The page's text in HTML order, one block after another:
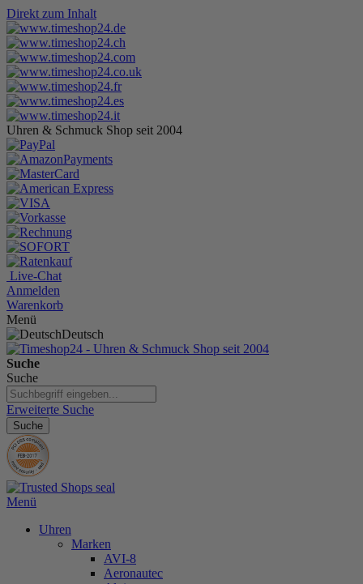
Direkt zum Inhalt
Uhren & Schmuck Shop seit 2004
Live-Chat
Anmelden
Warenkorb
Menü
Deutsch
Suche
Suche
Erweiterte Suche
Suche
Menü
Uhren
Marken
AVI-8
Aeronautec